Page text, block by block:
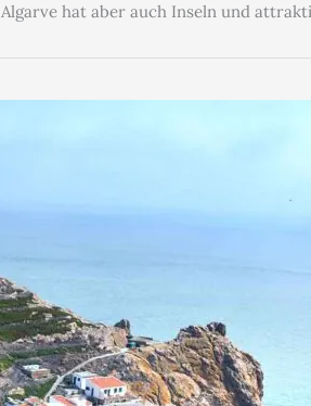
hat aber auch Inseln und